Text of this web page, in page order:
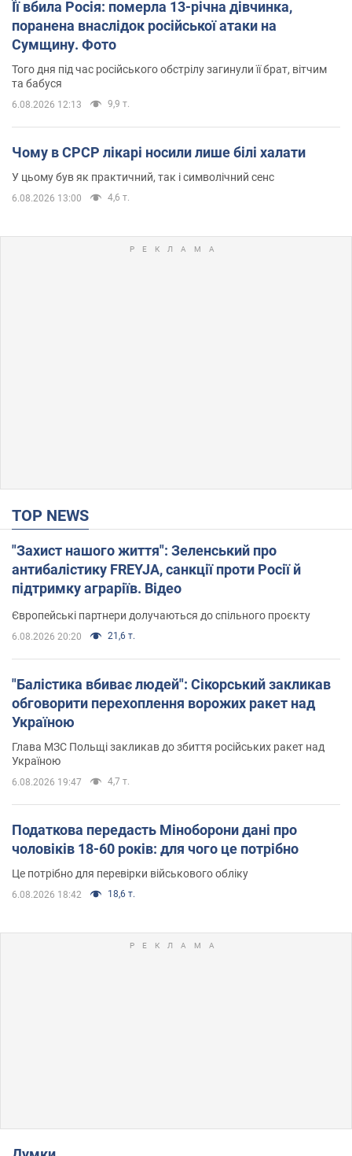
Її вбила Росія: померла 13-річна дівчинка,
поранена внаслідок російської атаки на
Сумщину. Фото
Того дня під час російського обстрілу загинули її брат, вітчим
та бабуся
6.08.2026 12:13 9,9 т.
Чому в СРСР лікарі носили лише білі халати
У цьому був як практичний, так і символічний сенс
6.08.2026 13:00 4,6 т.
TOP NEWS
"Захист нашого життя": Зеленський про
антибалістику FREYJA, санкції проти Росії й
підтримку аграріїв. Відео
Європейські партнери долучаються до спільного проєкту
6.08.2026 20:20 21,6 т.
"Балістика вбиває людей": Сікорський закликав
обговорити перехоплення ворожих ракет над
Україною
Глава МЗС Польщі закликав до збиття російських ракет над
Україною
6.08.2026 19:47 4,7 т.
Податкова передасть Міноборони дані про
чоловіків 18-60 років: для чого це потрібно
Це потрібно для перевірки військового обліку
6.08.2026 18:42 18,6 т.